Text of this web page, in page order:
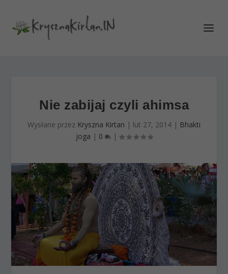
Nie zabijaj czyli ahimsa
Wysłane przez Kryszna Kirtan | lut 27, 2014 | Bhakti
joga | 0 |